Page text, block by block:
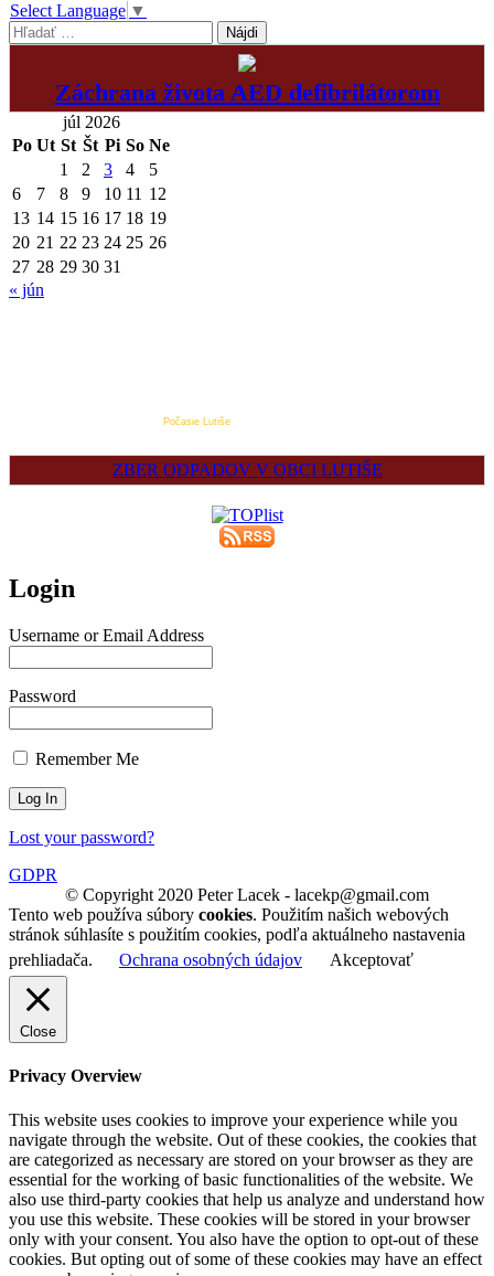
Select Language ▼
Hľadať:
Záchrana života AED defibrilátorom
júl 2026
Po Ut St Št Pi So Ne
1
2 3 4
5
6
7 8 9 10 11 12
13 14 15 16 17 18 19
20 21 22 23 24 25 26
27 28 29 30 31
« jún
Počasie Lutiše
ZBER ODPADOV V OBCI LUTIŠE
Login
Username or Email Address
Password
Remember Me
Lost your password?
GDPR
© Copyright 2020 Peter Lacek - lacekp@gmail.com
Tento web používa súbory cookies. Použitím našich webových
stránok súhlasíte s použitím cookies, podľa aktuálneho nastavenia
prehliadača.
Ochrana osobných údajov Akceptovať
Close
Privacy Overview
This website uses cookies to improve your experience while you
navigate through the website. Out of these cookies, the cookies that
are categorized as necessary are stored on your browser as they are
essential for the working of basic functionalities of the website. We
also use third-party cookies that help us analyze and understand how
you use this website. These cookies will be stored in your browser
only with your consent. You also have the option to opt-out of these
cookies. But opting out of some of these cookies may have an effect